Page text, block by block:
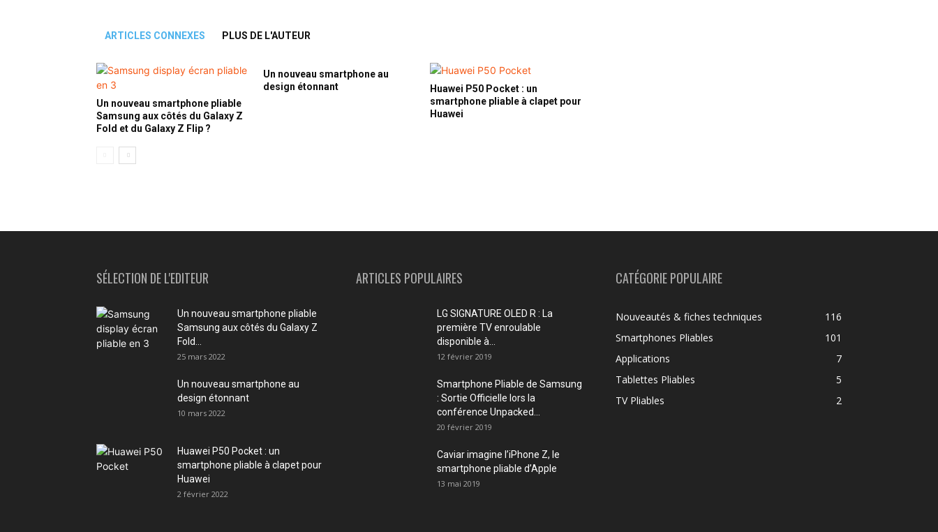
ARTICLES CONNEXES PLUS DE L'AUTEUR
Un nouveau smartphone pliable
Samsung aux côtés du Galaxy Z
Fold et du Galaxy Z Flip ?
Un nouveau smartphone au
design étonnant
Huawei P50 Pocket : un
smartphone pliable à clapet pour
Huawei
SÉLECTION DE L'EDITEUR
Un nouveau smartphone pliable
Samsung aux côtés du Galaxy Z
Fold...
25 mars 2022
Un nouveau smartphone au
design étonnant
10 mars 2022
Huawei P50 Pocket : un
smartphone pliable à clapet pour
Huawei
2 février 2022
ARTICLES POPULAIRES
LG SIGNATURE OLED R : La
première TV enroulable
disponible à...
12 février 2019
Smartphone Pliable de Samsung
: Sortie Officielle lors la
conférence Unpacked...
20 février 2019
Caviar imagine l’iPhone Z, le
smartphone pliable d’Apple
13 mai 2019
CATÉGORIE POPULAIRE
Nouveautés & fiches techniques
116
Smartphones Pliables
101
Applications
7
Tablettes Pliables
5
TV Pliables
2